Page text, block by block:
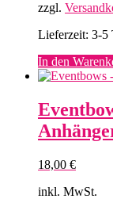
zzgl.
Lieferzeit: 3-5
In den
18,00 €
inkl. MwSt.